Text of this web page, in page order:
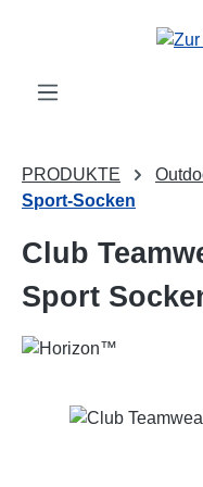
Zum Hauptinhalt
PRODUKTE
Sport-Socken
Club
Sport